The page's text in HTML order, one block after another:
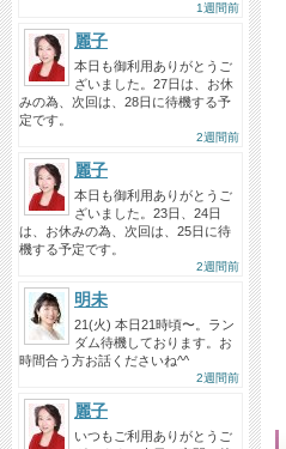
1週間前
麗子
本日も御利用ありがとうご
ざいました。27日は、お休
みの為、次回は、28日に待機する予
定です。
2週間前
麗子
本日も御利用ありがとうご
ざいました。23日、24日
は、お休みの為、次回は、25日に待
機する予定です。
2週間前
明未
21(火) 本日21時頃〜。ラン
ダム待機しております。お
時間合う方お話くださいね^^
2週間前
麗子
いつもご利用ありがとうご